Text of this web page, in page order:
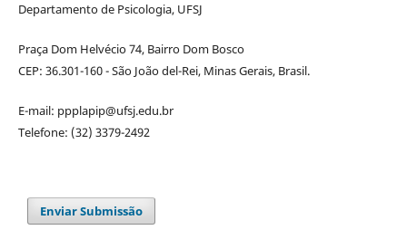
Departamento de Psicologia, UFSJ
Praça Dom Helvécio 74, Bairro Dom Bosco
CEP: 36.301-160 - São João del-Rei, Minas Gerais, Brasil.
E-mail: ppplapip@ufsj.edu.br
Telefone: (32) 3379-2492
Enviar Submissão